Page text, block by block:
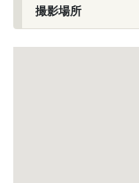
撮影場所